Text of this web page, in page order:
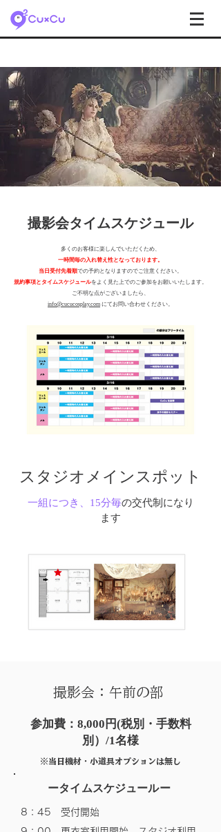
​撮影会タイムスケジュール
多くのお客様に楽しんでいただくため、
一時間毎の入れ替え性となっております。
当日受付先着順での予約となりますのでご注意ください。
規約事項とタイムスケジュールをよく見た上でのご参加をお願いいたします。
ご不明な点がございましたら、
info@cucucosplay.com にてお問い合わせください。
​スタジオメインスポット
一組につき、15分毎の交代制になり
ます
撮影会：午前の部
参加費：8,000円(税別・手数料
別）/1名様
※​当日機材・小道具オプションは無し
ータイムスケジュールー
8：45 受付開始